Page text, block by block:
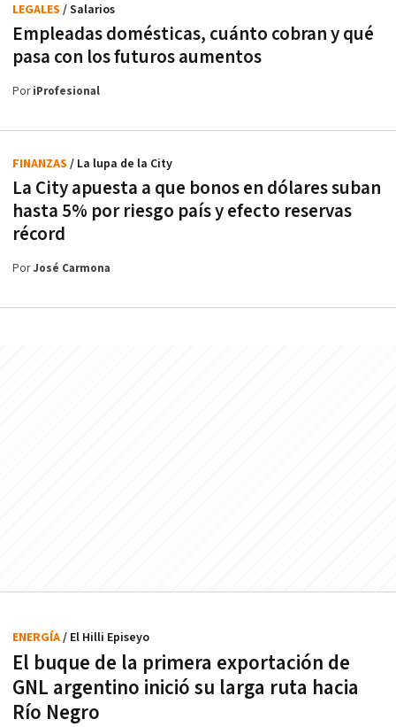
Empleadas domésticas, cuánto cobran y qué
pasa con los futuros aumentos
LEGALES / Salarios
PoriProfesional
La City apuesta a que bonos en dólares suban
hasta 5% por riesgo país y efecto reservas
récord
FINANZAS / La lupa de la City
PorJosé Carmona
El buque de la primera exportación de
GNL argentino inició su larga ruta hacia
Río Negro
ENERGÍA/ El Hilli Episeyo